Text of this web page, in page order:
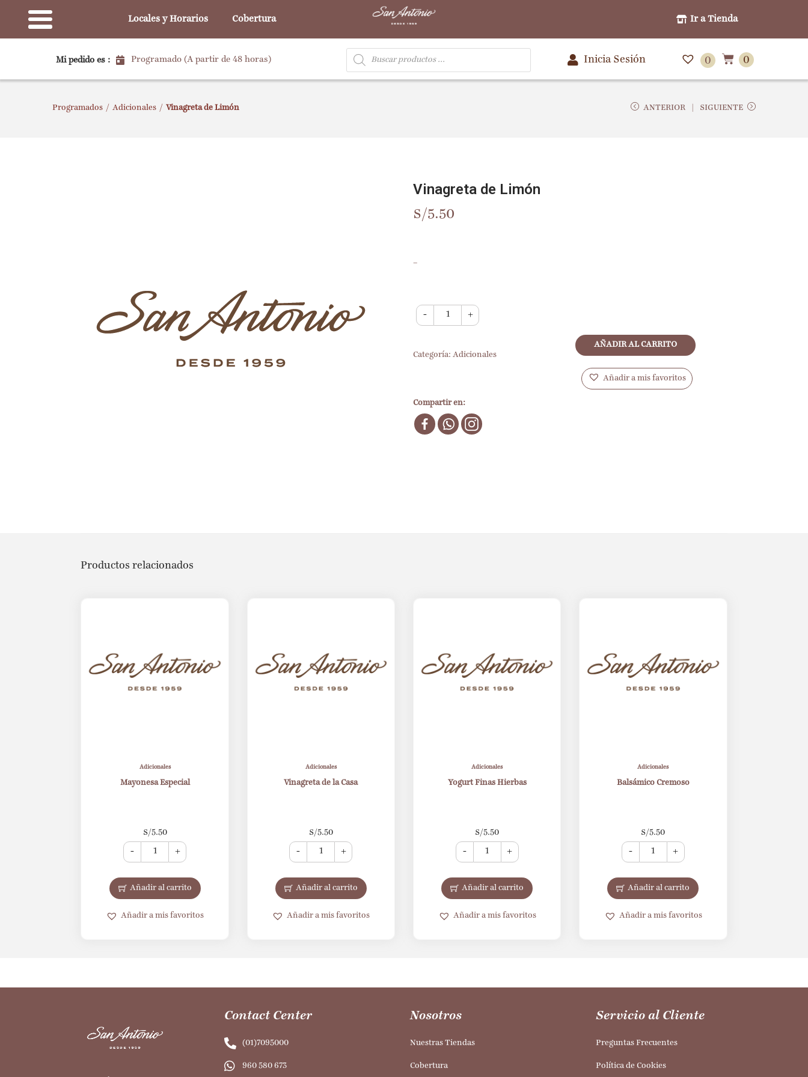
Locales y Horarios Cobertura Ir a Tienda
Mi pedido es : Programado (A partir de 48 horas) Inicia Sesión 0 0
Programados / Adicionales / Vinagreta de Limón ANTERIOR SIGUIENTE
Vinagreta de Limón
S/5.50
–
- +
AÑADIR AL CARRITO
Añadir a mis favoritos
Categoría: Adicionales
Compartir en:
Productos relacionados
Adicionales
Mayonesa Especial
S/5.50
- +
Añadir al carrito
Añadir a mis favoritos
Adicionales
Vinagreta de la Casa
S/5.50
- +
Añadir al carrito
Añadir a mis favoritos
Adicionales
Yogurt Finas Hierbas
S/5.50
- +
Añadir al carrito
Añadir a mis favoritos
Adicionales
Balsámico Cremoso
S/5.50
- +
Añadir al carrito
Añadir a mis favoritos
Contact Center
(01)7095000
960 580 673
Nosotros
Nuestras Tiendas
Cobertura
Servicio al Cliente
Preguntas Frecuentes
Política de Cookies